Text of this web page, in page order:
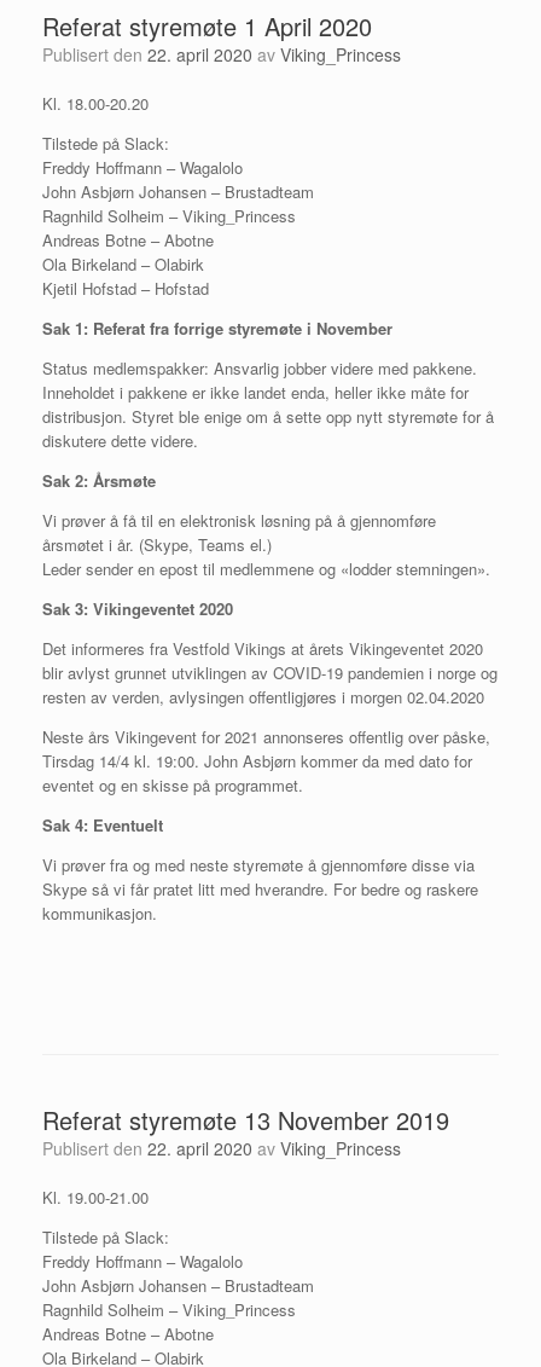
Referat styremøte 1 April 2020
Publisert den 22. april 2020 av Viking_Princess
Kl. 18.00-20.20
Tilstede på Slack:
Freddy Hoffmann – Wagalolo
John Asbjørn Johansen – Brustadteam
Ragnhild Solheim – Viking_Princess
Andreas Botne – Abotne
Ola Birkeland – Olabirk
Kjetil Hofstad – Hofstad
Sak 1: Referat fra forrige styremøte i November
Status medlemspakker: Ansvarlig jobber videre med pakkene.
Inneholdet i pakkene er ikke landet enda, heller ikke måte for
distribusjon. Styret ble enige om å sette opp nytt styremøte for å
diskutere dette videre.
Sak 2: Årsmøte
Vi prøver å få til en elektronisk løsning på å gjennomføre
årsmøtet i år. (Skype, Teams el.)
Leder sender en epost til medlemmene og «lodder stemningen».
Sak 3: Vikingeventet 2020
Det informeres fra Vestfold Vikings at årets Vikingeventet 2020
blir avlyst grunnet utviklingen av COVID-19 pandemien i norge og
resten av verden, avlysingen offentligjøres i morgen 02.04.2020
Neste års Vikingevent for 2021 annonseres offentlig over påske,
Tirsdag 14/4 kl. 19:00. John Asbjørn kommer da med dato for
eventet og en skisse på programmet.
Sak 4: Eventuelt
Vi prøver fra og med neste styremøte å gjennomføre disse via
Skype så vi får pratet litt med hverandre. For bedre og raskere
kommunikasjon.
Referat styremøte 13 November 2019
Publisert den 22. april 2020 av Viking_Princess
Kl. 19.00-21.00
Tilstede på Slack:
Freddy Hoffmann – Wagalolo
John Asbjørn Johansen – Brustadteam
Ragnhild Solheim – Viking_Princess
Andreas Botne – Abotne
Ola Birkeland – Olabirk